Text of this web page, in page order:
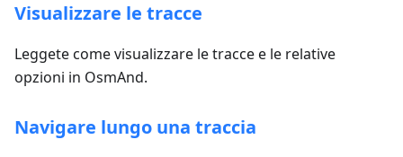
Visualizzare le tracce
Leggete come visualizzare le tracce e le relative
opzioni in OsmAnd.
Navigare lungo una traccia